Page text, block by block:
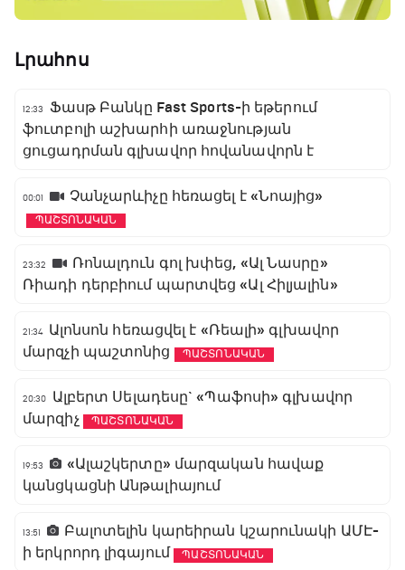
Լրահոս
12:33
Ֆասթ Բանկը Fast Sports-ի եթերում
ֆուտբոլի աշխարհի առաջնության
ցուցադրման գլխավոր հովանավորն է
00:01 Չանչարևիչը հեռացել է «Նոայից»
ՊԱՇՏՈՆԱԿԱՆ
23:32
Ռոնալդուն գոլ խփեց, «Ալ Նասրը»
Ռիադի դերբիում պարտվեց «Ալ Հիլյալին»
21:34 Ալոնսոն հեռացվել է «Ռեալի» գլխավոր
մարզչի պաշտոնից
ՊԱՇՏՈՆԱԿԱՆ
20:30
Ալբերտ Սելադեսը` «Պաֆոսի» գլխավոր
մարզիչ
ՊԱՇՏՈՆԱԿԱՆ
19:53
«Ալաշկերտը» մարզական հավաք
կանցկացնի Անթալիայում
13:51
Բալոտելին կարեիրան կշարունակի ԱՄԷ-
ի երկրորդ լիգայում
ՊԱՇՏՈՆԱԿԱՆ